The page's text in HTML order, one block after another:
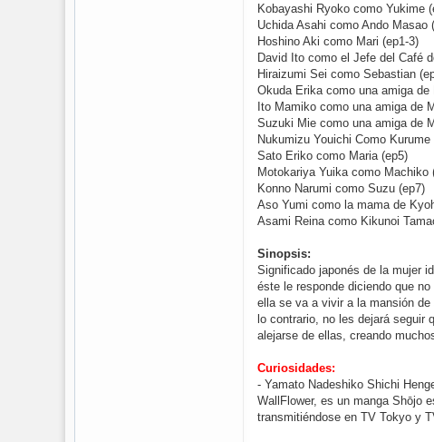
Kobayashi Ryoko como Yukime
Uchida Asahi como Ando Masao
Hoshino Aki como Mari (ep1-3)
David Ito como el Jefe del Café
Hiraizumi Sei como Sebastian
Okuda Erika como una amiga de
Ito Mamiko como una amiga de
Suzuki Mie como una amiga de
Nukumizu Youichi Como Kurume
Sato Eriko como Maria (ep5)
Motokariya Yuika como Machiko
Konno Narumi como Suzu (ep7)
Aso Yumi como la mama de
Asami Reina como Kikunoi
Sinopsis:
Significado japonés de la mujer
éste le responde diciendo que
ella se va a vivir a la mansión
lo contrario, no les dejará
alejarse de ellas, creando
Curiosidades:
- Yamato Nadeshiko Shichi
WallFlower, es un manga Shōjo
transmitiéndose en TV Tokyo y